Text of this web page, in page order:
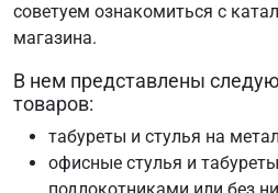
советуем ознакомиться с
магазина.
В нем представлены
товаров:
табуреты и стулья на
офисные стулья и